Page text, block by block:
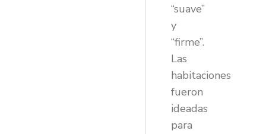
“suave”
y
“firme”.
Las
habitaciones
fueron
ideadas
para